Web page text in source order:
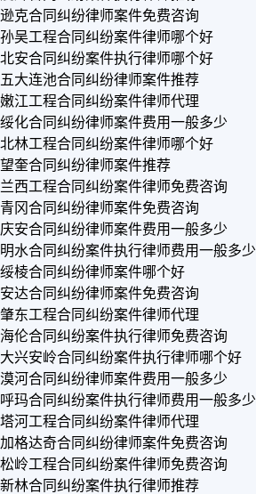
逊克合同纠纷律师案件免费咨询
孙吴工程合同纠纷案件律师哪个好
北安合同纠纷案件执行律师哪个好
五大连池合同纠纷律师案件推荐
嫩江工程合同纠纷案件律师代理
绥化合同纠纷律师案件费用一般多少
北林工程合同纠纷案件律师哪个好
望奎合同纠纷律师案件推荐
兰西工程合同纠纷案件律师免费咨询
青冈合同纠纷律师案件免费咨询
庆安合同纠纷律师案件费用一般多少
明水合同纠纷案件执行律师费用一般多少
绥棱合同纠纷律师案件哪个好
安达合同纠纷律师案件免费咨询
肇东工程合同纠纷案件律师代理
海伦合同纠纷案件执行律师免费咨询
大兴安岭合同纠纷案件执行律师哪个好
漠河合同纠纷律师案件费用一般多少
呼玛合同纠纷案件执行律师费用一般多少
塔河工程合同纠纷案件律师代理
加格达奇合同纠纷律师案件免费咨询
松岭工程合同纠纷案件律师免费咨询
新林合同纠纷案件执行律师推荐